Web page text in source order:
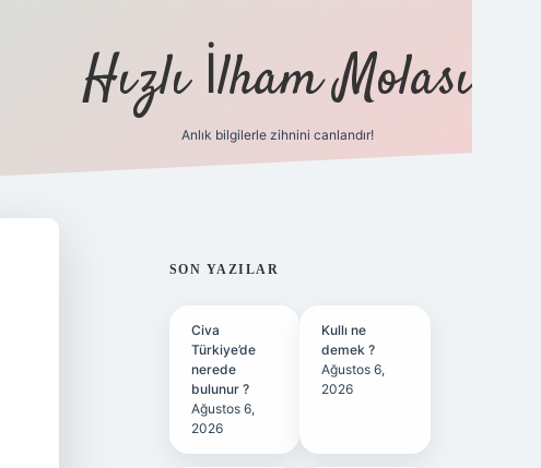
Hızlı İlham Molası
Anlık bilgilerle zihnini canlandır!
SIDEBAR
SON YAZILAR
Civa
Türkiye’de
nerede
bulunur ?
Ağustos 6,
2026
Kullı ne
demek ?
Ağustos 6,
2026